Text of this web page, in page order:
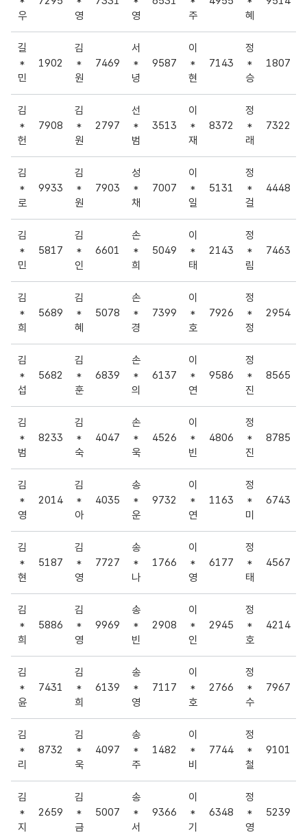
우
영
영
주
혜
길
*
민
1902
김
*
원
7469
서
*
녕
9587
이
*
현
7143
정
*
승
1807
김
*
헌
7908
김
*
원
2797
선
*
범
3513
이
*
재
8372
정
*
래
7322
김
*
로
9933
김
*
원
7903
성
*
채
7007
이
*
일
5131
정
*
걸
4448
김
*
민
5817
김
*
인
6601
손
*
희
5049
이
*
태
2143
정
*
림
7463
김
*
희
5689
김
*
혜
5078
손
*
경
7399
이
*
호
7926
정
*
정
2954
김
*
섭
5682
김
*
훈
6839
손
*
의
6137
이
*
연
9586
정
*
진
8565
김
*
범
8233
김
*
숙
4047
손
*
욱
4526
이
*
빈
4806
정
*
진
8785
김
*
영
2014
김
*
아
4035
송
*
운
9732
이
*
연
1163
정
*
미
6743
김
*
현
5187
김
*
영
7727
송
*
나
1766
이
*
영
6177
정
*
태
4567
김
*
희
5886
김
*
영
9969
송
*
빈
2908
이
*
인
2945
정
*
호
4214
김
*
윤
7431
김
*
희
6139
송
*
영
7117
이
*
호
2766
정
*
수
7967
김
*
리
8732
김
*
욱
4097
송
*
주
1482
이
*
비
7744
정
*
철
9101
김
*
지
2659
김
*
금
5007
송
*
서
9366
이
*
기
6348
정
*
영
5239